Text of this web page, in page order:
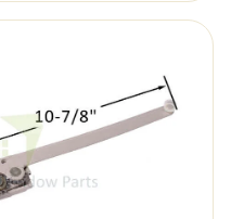
était :est :